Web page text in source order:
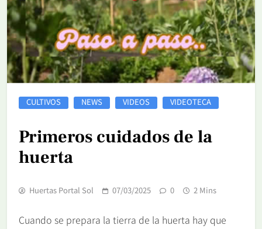
CULTIVOS NEWS VIDEOS VIDEOTECA
Primeros cuidados de la
huerta
Huertas Portal Sol 07/03/2025 0 2 Mins
Cuando se prepara la tierra de la huerta hay que